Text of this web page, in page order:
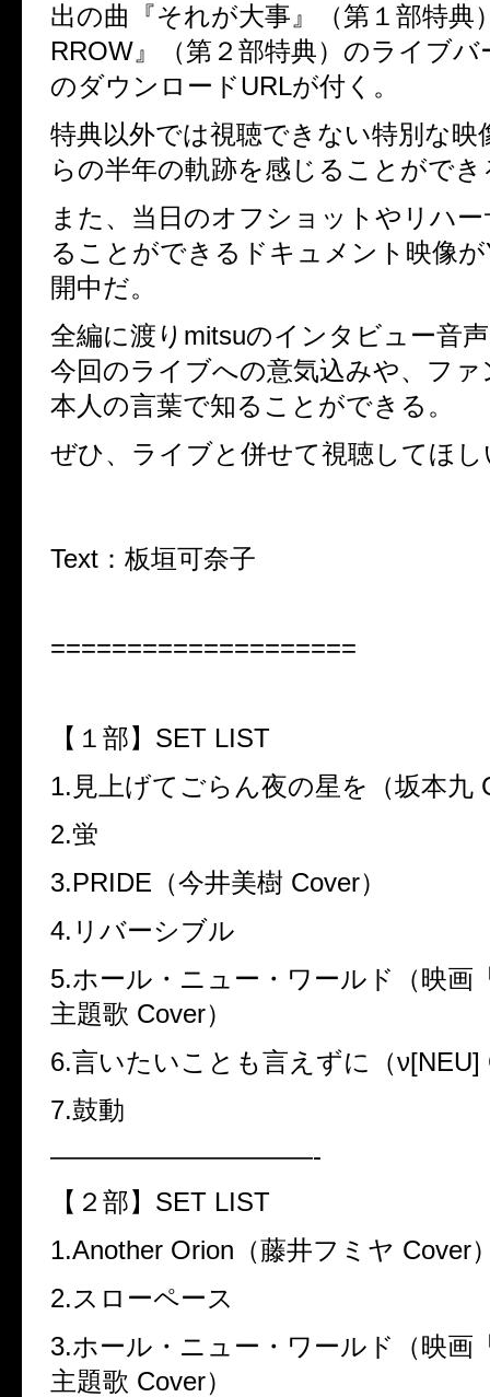
出の曲『それが大事』（第１部特典
RROW』（第２部特典）のライブ
のダウンロードURLが付く。
特典以外では視聴できない特別な映
らの半年の軌跡を感じることができ
また、当日のオフショットやリハ
ることができるドキュメント映像が
開中だ。
全編に渡り mitsuのインタビュー音
今回のライブへの意気込みや、フ
本人の言葉で知ることができる。
ぜひ、ライブと併せて視聴してほし
Text：板垣可奈子
====================
【１部】 SET LIST
1. 見上げてごらん夜の星を（坂本九
2.蛍
3.PRIDE （今井美樹 Cover）
4. リバーシブル
5.ホール・ニュー・ワールド（映画
主題歌 Cover）
6.言いたいことも言えずに（ν[NEU]
7.鼓動
——————————-
【２部】 SET LIST
1.Another Orion （藤井フミヤ Cover
2.スローペース
3.ホール・ニュー・ワールド（映画
主題歌 Cover）